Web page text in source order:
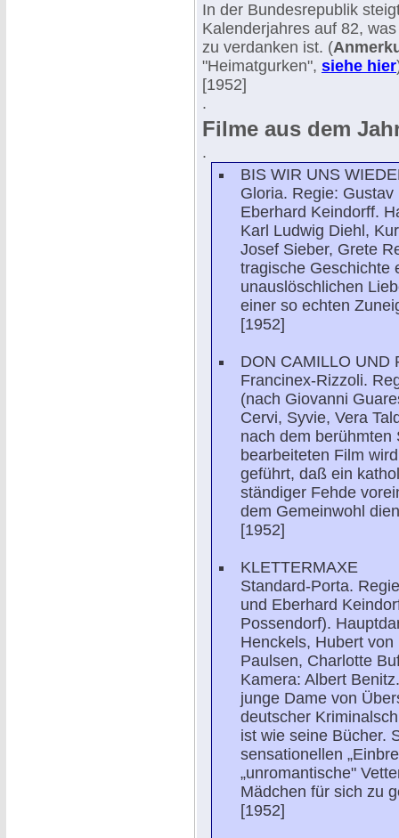
In der Bundesrepublik
Kalenderjahres auf 82,
zu verdanken ist. (
"Heimatgurken", siehe hier
[1952]
.
Filme aus dem
.
BIS WIR UNS
Gloria. Regie:
Eberhard Keindorff.
Karl Ludwig Diehl,
Josef Sieber, Grete
tragische Geschichte
unauslöschlichen
einer so echten
[1952]
DON CAMILLO UND
Francinex-Rizzoli.
(nach Giovanni
Cervi, Syvie, Vera
nach dem berühmten
bearbeiteten Film
geführt, daß ein
ständiger Fehde
dem Gemeinwohl
[1952]
KLETTERMAXE
Standard-Porta.
und Eberhard
Possendorf).
Henckels, Hubert
Paulsen, Charlotte
Kamera: Albert
junge Dame von
deutscher
ist wie seine Bücher.
sensationellen
„unromantische"
Mädchen für sich zu
[1952]